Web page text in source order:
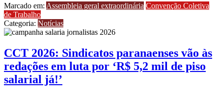
Marcado em: Assembleia geral extraordinária Convenção Coletiva
de Trabalho
Categoria: Notícias
CCT 2026: Sindicatos paranaenses vão às
redações em luta por ‘R$ 5,2 mil de piso
salarial já!’